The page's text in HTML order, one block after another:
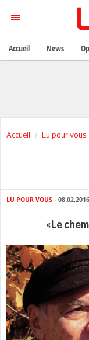
Accueil Lu pour vous
LU POUR VOUS - 08.02.2016
«Le
Accueil News